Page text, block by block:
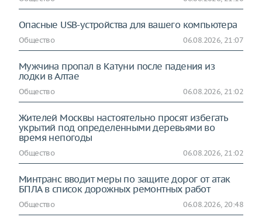
Опасные USB-устройства для вашего компьютера
Общество 06.08.2026, 21:07
Мужчина пропал в Катуни после падения из
лодки в Алтае
Общество 06.08.2026, 21:02
Жителей Москвы настоятельно просят избегать
укрытий под определёнными деревьями во
время непогоды
Общество 06.08.2026, 21:02
Минтранс вводит меры по защите дорог от атак
БПЛА в список дорожных ремонтных работ
Общество 06.08.2026, 20:48